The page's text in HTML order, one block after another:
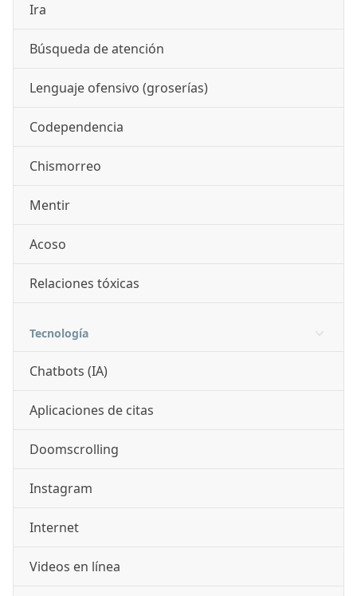
Ira
Búsqueda de atención
Lenguaje ofensivo (groserías)
Codependencia
Chismorreo
Mentir
Acoso
Relaciones tóxicas
Tecnología
Chatbots (IA)
Aplicaciones de citas
Doomscrolling
Instagram
Internet
Videos en línea